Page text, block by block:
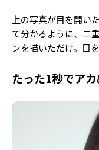
上の写真が目を開い
て分かるように、二
ンを描いただけ。目
たった1秒でア